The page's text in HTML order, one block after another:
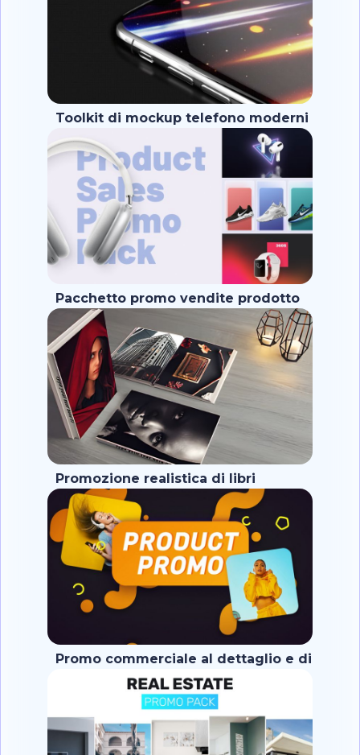
Toolkit di mockup telefono moderni
Pacchetto promo vendite prodotto
Promozione realistica di libri
Promo commerciale al dettaglio e di